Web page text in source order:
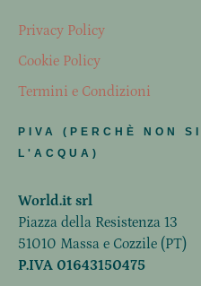
Privacy Policy
Cookie Policy
Termini e Condizioni
PIVA (PERCHÈ NON
L'ACQUA)
World.it srl
Piazza della Resistenza 13
51010 Massa e Cozzile (PT)
P.IVA 01643150475